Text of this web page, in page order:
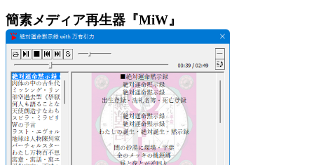
簡素メディア再生器『MiW』